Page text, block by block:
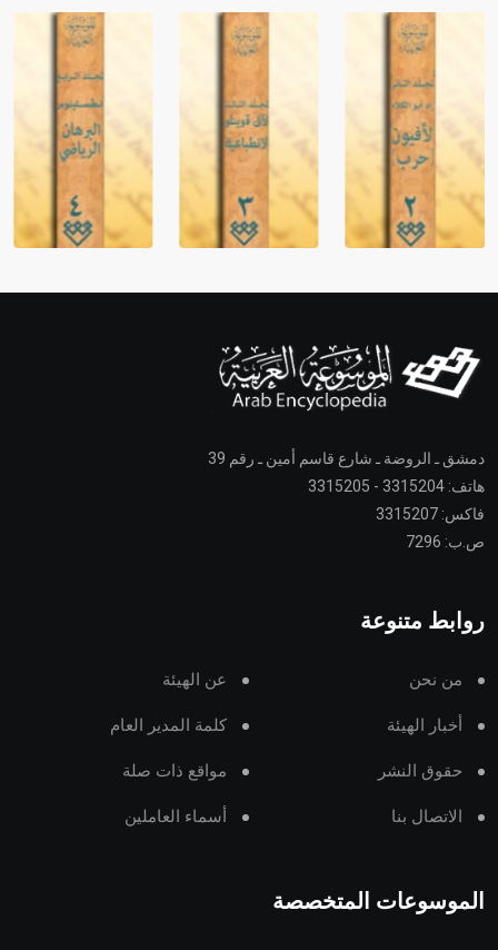
دمشق ـ الروضة ـ شارع قاسم أمين ـ رقم 39
هاتف: 3315204 - 3315205
فاكس: 3315207
ص.ب: 7296
روابط متنوعة
من نحن عن الهيئة
أخبار الهيئة كلمة المدير العام
حقوق النشر مواقع ذات صلة
الاتصال بنا أسماء العاملين
الموسوعات المتخصصة